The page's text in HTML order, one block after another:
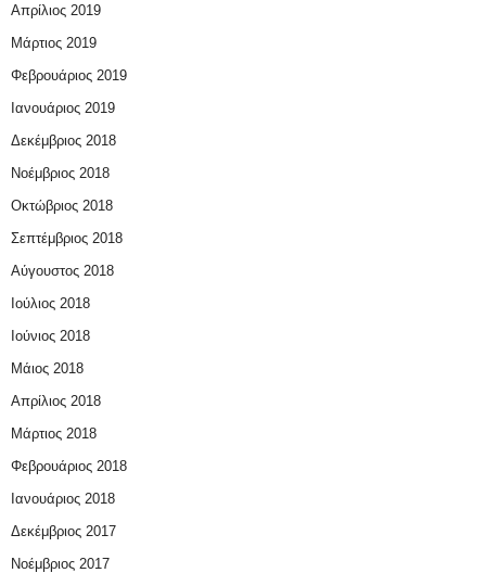
Απρίλιος 2019
Μάρτιος 2019
Φεβρουάριος 2019
Ιανουάριος 2019
Δεκέμβριος 2018
Νοέμβριος 2018
Οκτώβριος 2018
Σεπτέμβριος 2018
Αύγουστος 2018
Ιούλιος 2018
Ιούνιος 2018
Μάιος 2018
Απρίλιος 2018
Μάρτιος 2018
Φεβρουάριος 2018
Ιανουάριος 2018
Δεκέμβριος 2017
Νοέμβριος 2017